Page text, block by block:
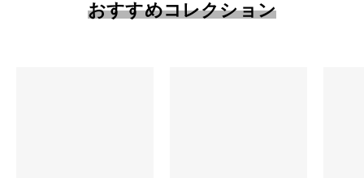
おすすめコレクション